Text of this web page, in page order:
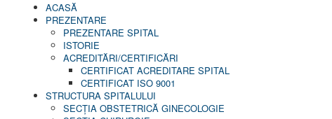
ACASĂ
PREZENTARE
PREZENTARE SPITAL
ISTORIE
ACREDITĂRI/CERTIFICĂRI
CERTIFICAT ACREDITARE SPITAL
CERTIFICAT ISO 9001
STRUCTURA SPITALULUI
SECŢIA OBSTETRICĂ GINECOLOGIE